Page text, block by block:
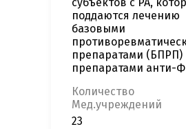
субъектов с РА,
поддаются лечению
базовыми
препаратами (БПРП)
препаратами анти-
Количество
Мед.учреждений
23